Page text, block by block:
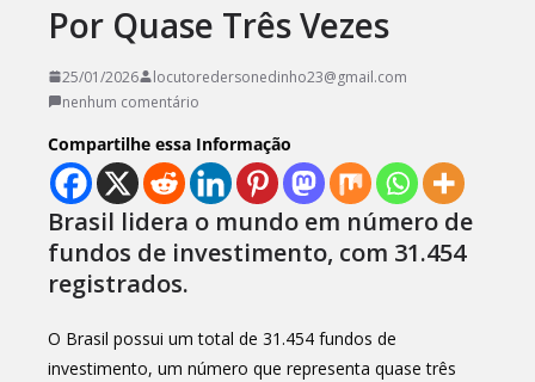
Por Quase Três Vezes
25/01/2026
locutoredersonedinho23@gmail.com
nenhum comentário
Compartilhe essa Informação
Brasil lidera o mundo em número de
fundos de investimento, com 31.454
registrados.
O Brasil possui um total de 31.454 fundos de
investimento, um número que representa quase três